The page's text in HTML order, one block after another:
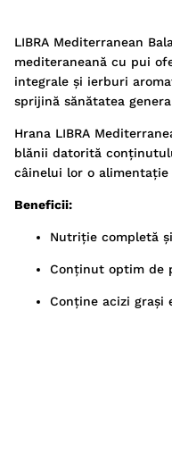
LIBRA Mediterranean
mediteraneană cu pui
integrale și ierburi
sprijină sănătatea
Hrana LIBRA
blănii datorită
câinelui lor o alimentație
Beneficii:
Nutriție completă
Conținut optim de
Conține acizi grași